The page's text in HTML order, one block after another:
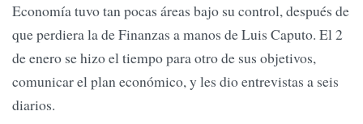
Economía tuvo tan pocas áreas bajo su control, después de
que perdiera la de Finanzas a manos de Luis Caputo. El 2
de enero se hizo el tiempo para otro de sus objetivos,
comunicar el plan económico, y les dio entrevistas a seis
diarios.